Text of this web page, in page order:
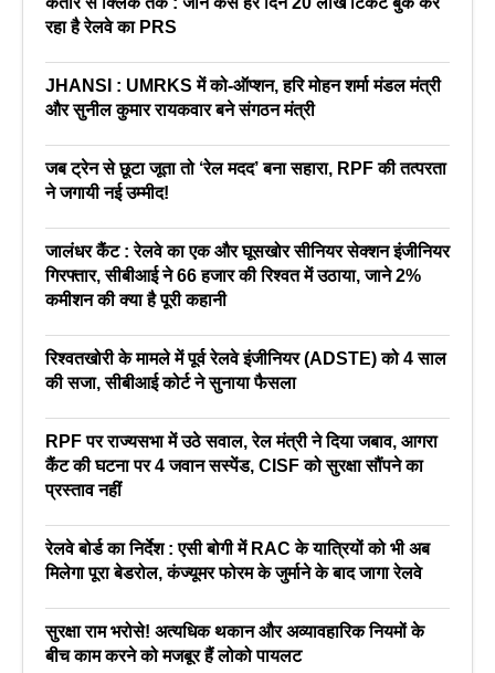
रहा है रेलवे का PRS
JHANSI : UMRKS में को-ऑप्शन, हरि मोहन शर्मा मंडल मंत्री
और सुनील कुमार रायकवार बने संगठन मंत्री
जब ट्रेन से छूटा जूता तो ‘रेल मदद’ बना सहारा, RPF की तत्परता
ने जगायी नई उम्मीद!
जालंधर कैंट : रेलवे का एक और घूसखोर सीनियर सेक्शन इंजीनियर
गिरफ्तार, सीबीआई ने 66 हजार की रिश्वत में उठाया, जाने 2%
कमीशन की क्या है पूरी कहानी
रिश्वतखोरी के मामले में पूर्व रेलवे इंजीनियर (ADSTE) को 4 साल
की सजा, सीबीआई कोर्ट ने सुनाया फैसला
RPF पर राज्यसभा में उठे सवाल, रेल मंत्री ने दिया जबाव, आगरा
कैंट की घटना पर 4 जवान सस्पेंड, CISF को सुरक्षा सौंपने का
प्रस्ताव नहीं
रेलवे बोर्ड का निर्देश : एसी बोगी में RAC के यात्रियों को भी अब
मिलेगा पूरा बेडरोल, कंज्यूमर फोरम के जुर्माने के बाद जागा रेलवे
सुरक्षा राम भरोसे! अत्यधिक थकान और अव्यावहारिक नियमों के
बीच काम करने को मजबूर हैं लोको पायलट